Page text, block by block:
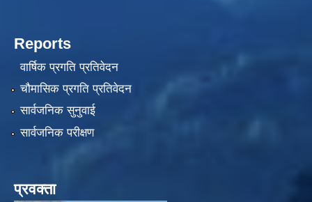
Reports
वार्षिक प्रगति प्रतिवेदन
चौमासिक प्रगति प्रतिवेदन
सार्वजनिक सुनुवाई
सार्वजनिक परीक्षण
प्रवक्ता